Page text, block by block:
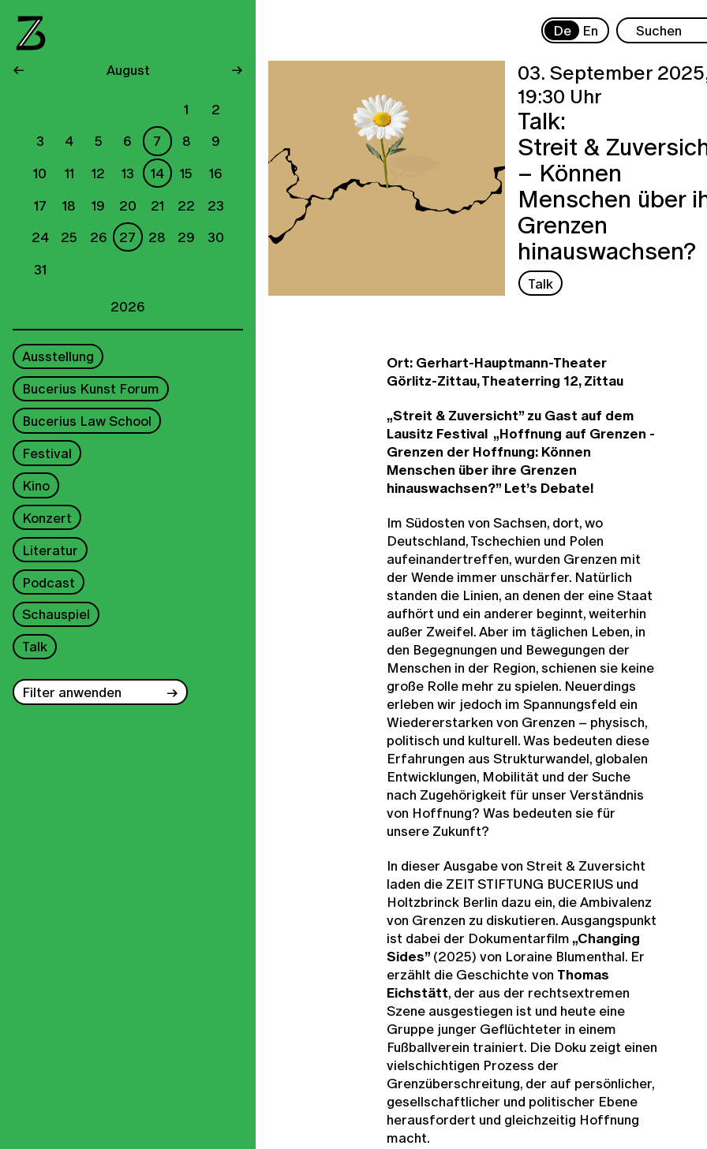
De
En
←
August →
1
2
3
4 5 6 7 8
9
10
11 12 13 14 15
16
17
18 19 20 21 22
23
24
25 26 27 28 29
30
31
2026
Ausstellung
Bucerius Kunst Forum
Bucerius Law School
Festival
Kino
Konzert
Literatur
Podcast
Schauspiel
Talk
Filter anwenden
03. September
19:30 Uhr
Talk:
Streit &
– Können
Menschen über
Grenzen
hinauswachsen?
Talk
Ort: Gerhart-Hauptmann-Theater
Görlitz-Zittau, Theaterring 12, Zittau
„Streit & Zuversicht” zu Gast auf dem
Lausitz Festival „Hoffnung auf Grenzen -
Grenzen der Hoffnung: Können
Menschen über ihre Grenzen
hinauswachsen?” Let’s Debate!
Im Südosten von Sachsen, dort, wo
Deutschland, Tschechien und Polen
aufeinandertreffen, wurden Grenzen mit
der Wende immer unschärfer. Natürlich
standen die Linien, an denen der eine Staat
aufhört und ein anderer beginnt, weiterhin
außer Zweifel. Aber im täglichen Leben, in
den Begegnungen und Bewegungen der
Menschen in der Region, schienen sie keine
große Rolle mehr zu spielen. Neuerdings
erleben wir jedoch im Spannungsfeld ein
Wiedererstarken von Grenzen – physisch,
politisch und kulturell. Was bedeuten diese
Erfahrungen aus Strukturwandel, globalen
Entwicklungen, Mobilität und der Suche
nach Zugehörigkeit für unser Verständnis
von Hoffnung? Was bedeuten sie für
unsere Zukunft?
In dieser Ausgabe von Streit & Zuversicht
laden die ZEIT STIFTUNG BUCERIUS und
Holtzbrinck Berlin dazu ein, die Ambivalenz
von Grenzen zu diskutieren. Ausgangspunkt
ist dabei der Dokumentarfilm „Changing
Sides” (2025) von Loraine Blumenthal. Er
erzählt die Geschichte von Thomas
Eichstätt, der aus der rechtsextremen
Szene ausgestiegen ist und heute eine
Gruppe junger Geflüchteter in einem
Fußballverein trainiert. Die Doku zeigt einen
vielschichtigen Prozess der
Grenzüberschreitung, der auf persönlicher,
gesellschaftlicher und politischer Ebene
herausfordert und gleichzeitig Hoffnung
macht.